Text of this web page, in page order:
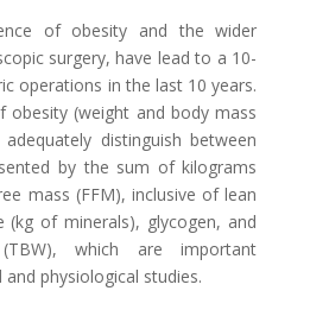
of obesity and the wider
surgery, have lead to a 10-
operations in the last 10 years.
obesity (weight and body mass
distinguish between
by the sum of kilograms
mass (FFM), inclusive of lean
(kg of minerals), glycogen, and
which are important
physiological studies.